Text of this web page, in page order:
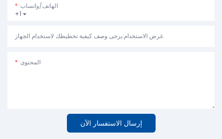
+1
الهاتف/واتساب
غرض الاستخدام:يرجى وصف كيفية تخطيطك لاستخدام الجهاز.
المحتوى
إرسال الاستفسار الآن